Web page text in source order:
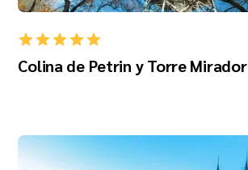
Colina de Petrin y Torre Mirador